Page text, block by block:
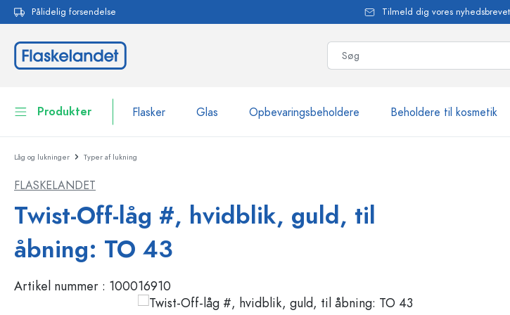
Gå til hovednavigation
Pålidelig forsendelse Tilmeld dig vores
Produkter Flasker Glas Opbevaringsbeholdere Beholdere til kosmetik
Flasker
Opbevaringsbeholdere
Bordservice
Beholdere til kosmetik
Flasker efter mærke
WECK-flasker
Estal-flasker
Flasker med patentprop
Sprayflasker
Låg og lukninger Typer af lukning
FLASKELANDET
Twist-Off-låg #, hvidblik, guld, til
åbning: TO 43
Artikel nummer : 100016910